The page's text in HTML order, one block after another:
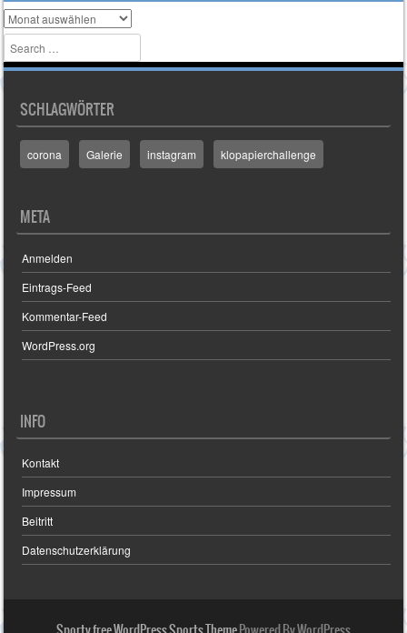
Archiv
Search
SCHLAGWÖRTER
corona Galerie instagram klopapierchallenge
META
Anmelden
Eintrags-Feed
Kommentar-Feed
WordPress.org
INFO
Kontakt
Impressum
Beitritt
Datenschutzerklärung